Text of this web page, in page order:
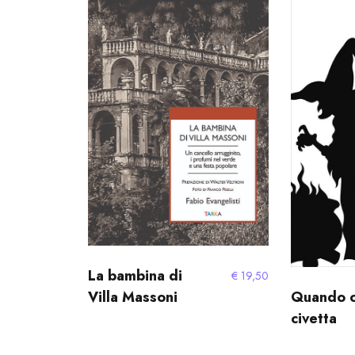
La bambina di
Villa Massoni
€19,50
Quando
civetta